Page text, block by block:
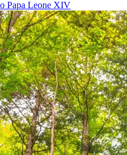
Papa Leone XIV